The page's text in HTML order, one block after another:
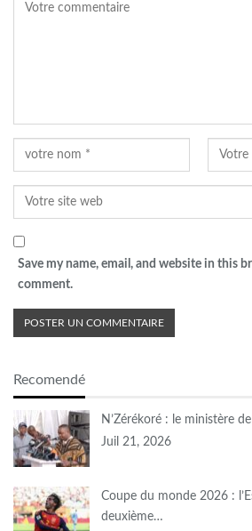
Save my name, email, and website in this
comment.
Recomendé
N’Zérékoré : le ministère
Juil 21, 2026
Coupe du monde 2026 :
deuxième…